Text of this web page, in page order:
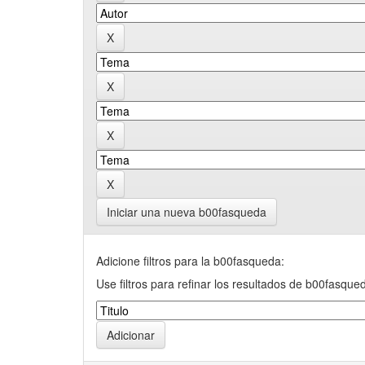
Iniciar una nueva b00fasqueda
Adicione filtros para la b00fasqueda:
Use filtros para refinar los resultados de